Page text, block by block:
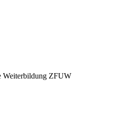
Weiterbildung ZFUW